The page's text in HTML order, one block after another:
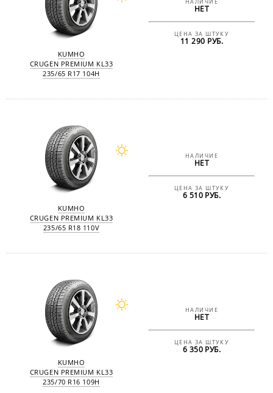
KUMHO
CRUGEN PREMIUM KL33
235/65 R17 104H
НАЛИЧИЕ
НЕТ
ЦЕНА ЗА ШТУКУ
11 290 РУБ.
KUMHO
CRUGEN PREMIUM KL33
235/65 R18 110V
НАЛИЧИЕ
НЕТ
ЦЕНА ЗА ШТУКУ
6 510 РУБ.
KUMHO
CRUGEN PREMIUM KL33
235/70 R16 109H
НАЛИЧИЕ
НЕТ
ЦЕНА ЗА ШТУКУ
6 350 РУБ.